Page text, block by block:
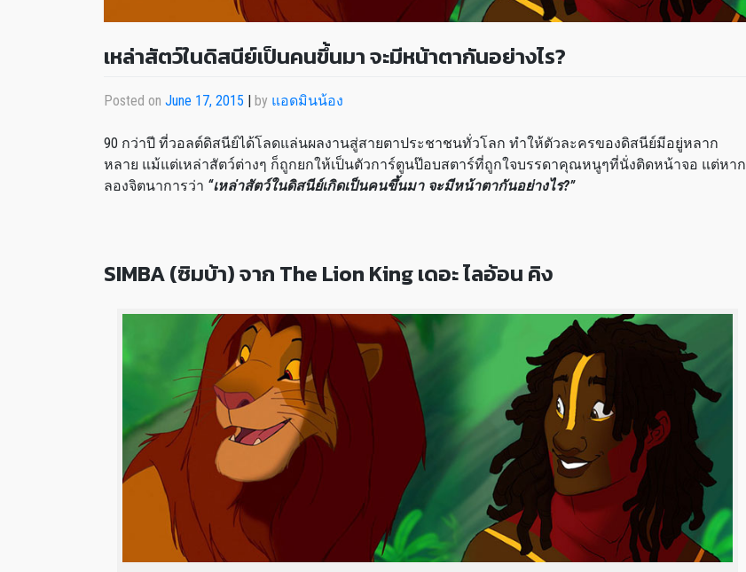
เหล่าสัตว์ในดิสนีย์เป็นคนขึ้นมา จะมีหน้าตากันอย่างไร?
Posted on June 17, 2015 by แอดมินน้อง
90 กว่าปี ที่วอลต์ดิสนีย์ได้โลดแล่นผลงานสู่สายตาประชาชนทั่วโลก ทำให้ตัวละครของดิสนีย์มีอยู่หลาก
หลาย แม้แต่เหล่าสัตว์ต่างๆ ก็ถูกยกให้เป็นตัวการ์ตูนป๊อบสตาร์ที่ถูกใจบรรดาคุณหนูๆที่นั่งติดหน้าจอ แต่หาก
ลองจิตนาการว่า “เหล่าสัตว์ในดิสนีย์เกิดเป็นคนขึ้นมา จะมีหน้าตากันอย่างไร?”
SIMBA (ซิมบ้า) จาก The Lion King เดอะ ไลอ้อน คิง